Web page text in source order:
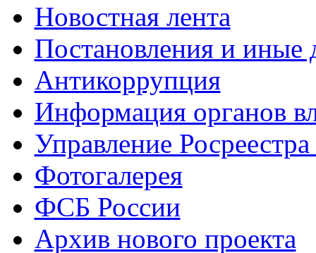
Новостная лента
Постановления и иные
Антикоррупция
Информация органов
Управление
Фотогалерея
ФСБ России
Архив нового проекта